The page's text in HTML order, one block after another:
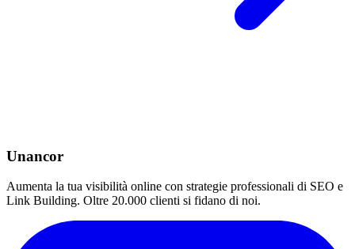
Unancor
Aumenta la tua visibilità online con strategie professionali di SEO e
Link Building. Oltre 20.000 clienti si fidano di noi.